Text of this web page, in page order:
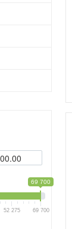
69 700
52 275 69 700